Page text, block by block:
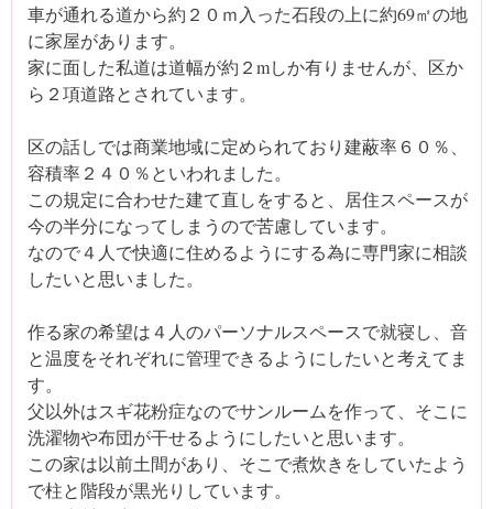
車が通れる道から約２０ｍ入った石段の上に約69㎡の地
に家屋があります。
家に面した私道は道幅が約２mしか有りませんが、区か
ら２項道路とされています。
区の話しでは商業地域に定められており建蔽率６０％、
容積率２４０％といわれました。
この規定に合わせた建て直しをすると、居住スペースが
今の半分になってしまうので苦慮しています。
なので４人で快適に住めるようにする為に専門家に相談
したいと思いました。
作る家の希望は４人のパーソナルスペースで就寝し、音
と温度をそれぞれに管理できるようにしたいと考えてま
す。
父以外はスギ花粉症なのでサンルームを作って、そこに
洗濯物や布団が干せるようにしたいと思います。
この家は以前土間があり、そこで煮炊きをしていたよう
で柱と階段が黒光りしています。